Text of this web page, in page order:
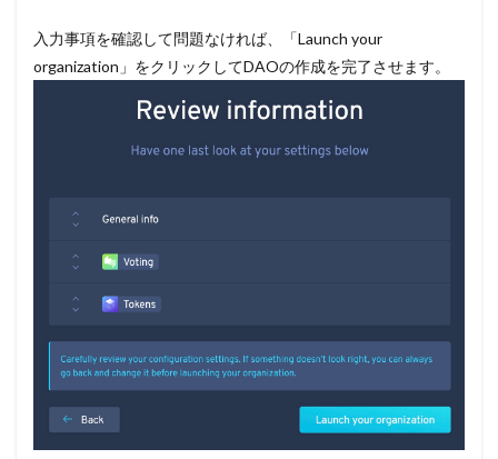
入力事項を確認して問題なければ、「Launch your
organization」をクリックしてDAOの作成を完了させます。